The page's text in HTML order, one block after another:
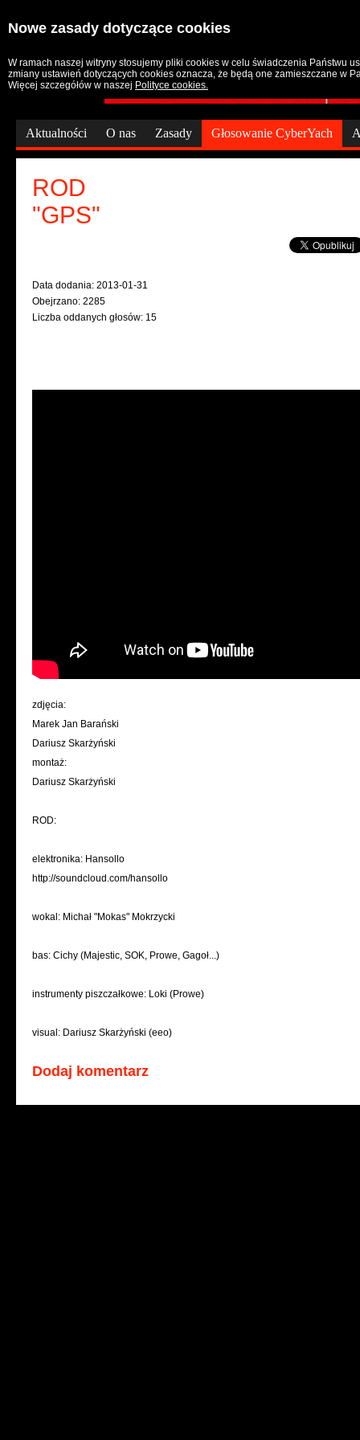
Aktualności O nas Zasady Głosowanie CyberYach
ROD
"GPS"
Data dodania: 2013-01-31
Obejrzano: 2285
Liczba oddanych głosów: 15
zdjęcia:
Marek Jan Barański
Dariusz Skarżyński
montaż:
Dariusz Skarżyński
ROD:
elektronika: Hansollo
http://soundcloud.com/hansollo
wokal: Michał "Mokas" Mokrzycki
bas: Cichy (Majestic, SOK, Prowe, Gagoł...)
instrumenty piszczałkowe: Loki (Prowe)
visual: Dariusz Skarżyński (eeo)
Dodaj komentarz
Nowe zasady dotyczące cookies
W ramach naszej witryny stosujemy pliki cookies w celu świadczenia Państwu
zmiany ustawień dotyczących cookies oznacza, że będą one zamieszczane w
Więcej szczegółów w naszej Polityce cookies.